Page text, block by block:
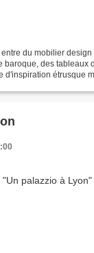
du mobilier design
baroque, des tableaux
d'inspiration étrusque